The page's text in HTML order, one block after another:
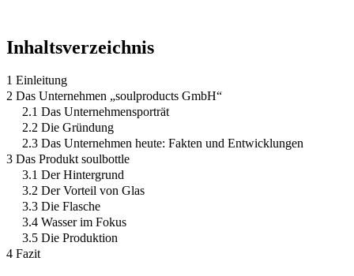
Inhaltsverzeichnis
1 Einleitung
2 Das Unternehmen „soulproducts GmbH“
2.1 Das Unternehmensporträt
2.2 Die Gründung
2.3 Das Unternehmen heute: Fakten und Entwicklungen
3 Das Produkt soulbottle
3.1 Der Hintergrund
3.2 Der Vorteil von Glas
3.3 Die Flasche
3.4 Wasser im Fokus
3.5 Die Produktion
4 Fazit